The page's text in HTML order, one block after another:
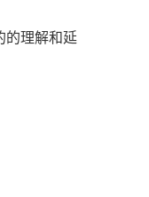
的理解和延